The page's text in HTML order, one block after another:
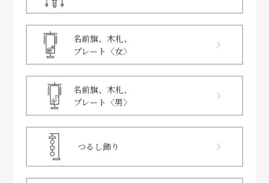
名前旗、木札、
プレート〈女〉
名前旗、木札、
プレート〈男〉
つるし飾り